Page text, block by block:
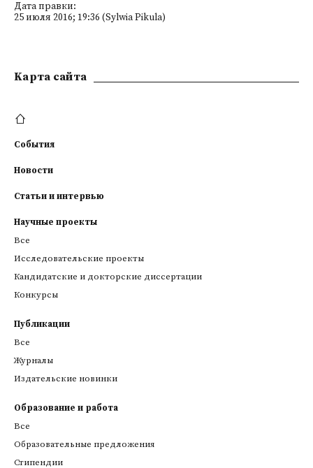
Дата правки:
25 июля 2016; 19:36 (Sylwia Pikula)
Kарта сайта
События
Новости
Статьи и интервью
Научные проекты
Все
Исследовательские проекты
Кандидатские и докторские диссертации
Конкурсы
Публикации
Все
Журналы
Издательские новинки
Образование и работа
Все
Образовательные предложения
Стипендии